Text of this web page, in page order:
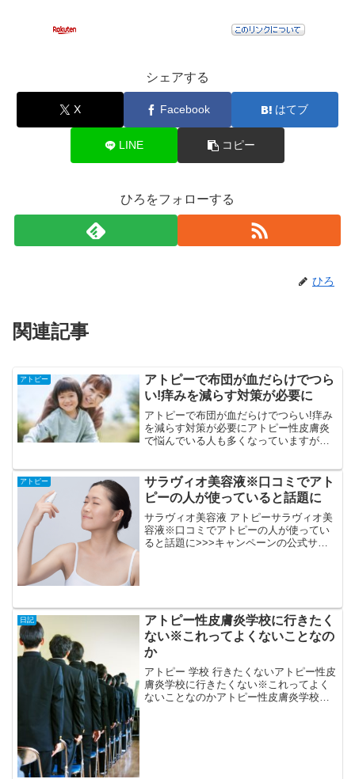
シェアする
X Facebook はてブ
LINE コピー
ひろをフォローする
ひろ
関連記事
アトピー
アトピーで布団が血だらけでつら
い!痒みを減らす対策が必要に
アトピーで布団が血だらけでつらい!痒み
を減らす対策が必要にアトピー性皮膚炎
で悩んでいる人も多くなっていますが、
り対策をすることが必要になります。そ
のためにも布団で対策を...
アトピー
サラヴィオ美容液※口コミでアト
ピーの人が使っていると話題に
サラヴィオ美容液 アトピーサラヴィオ美
容液※口コミでアトピーの人が使ってい
ると話題に>>>キャンペーンの公式サイ
日記
アトピー性皮膚炎学校に行きたく
ない※これってよくないことなの
か
アトピー 学校 行きたくないアトピー性皮
膚炎学校に行きたくない※これってよく
ないことなのかアトピー性皮膚炎学校に